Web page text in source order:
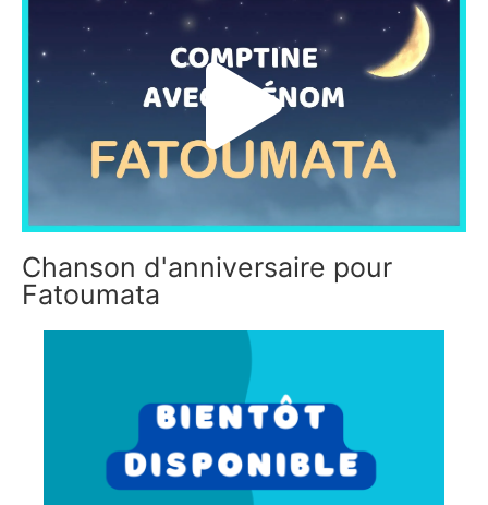
Chanson d'anniversaire pour
Fatoumata